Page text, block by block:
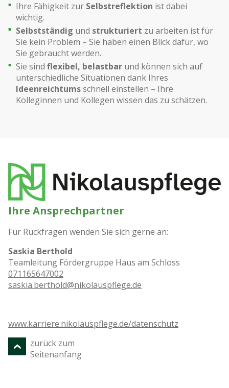
Ihre Fähigkeit zur Selbstreflektion ist dabei
wichtig.
Selbstständig und strukturiert zu arbeiten ist für
Sie kein Problem – Sie haben einen Blick dafür, wo
Sie gebraucht werden.
Sie sind flexibel, belastbar und können sich auf
unterschiedliche Situationen dank Ihres
Ideenreichtumsschnell einstellen – Ihre
Kolleginnen und Kollegen wissen das zu schätzen.
Ihre Ansprechpartner
Für Rückfragen wenden Sie sich gerne an:
Saskia Berthold
Teamleitung Fördergruppe Haus am Schloss
071165647002
saskia.berthold@nikolauspflege.de
www.karriere.nikolauspflege.de/datenschutz
zurück zum
Seitenanfang